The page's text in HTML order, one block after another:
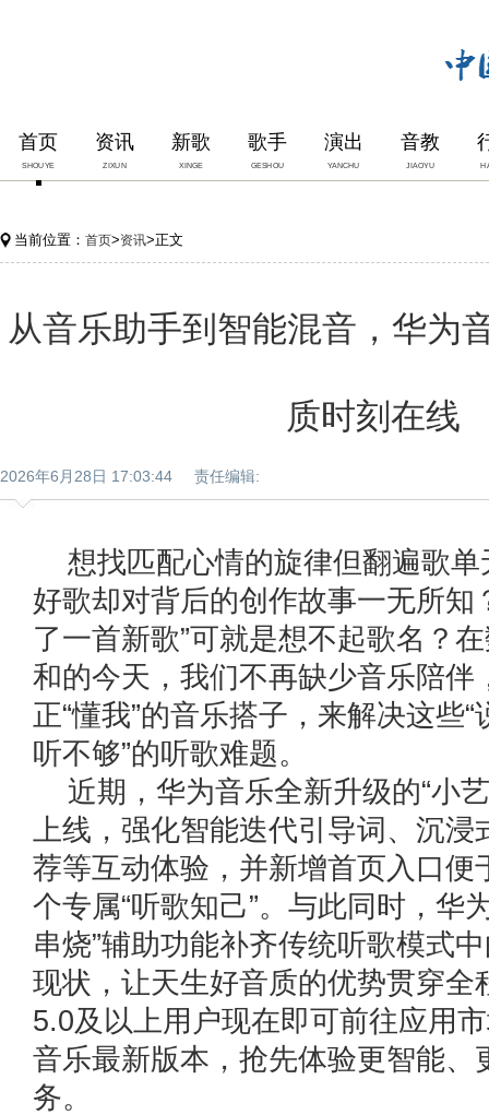
首页
SHOUYE
资讯
ZIXUN
新歌
XINGE
歌手
GESHOU
演出
YANCHU
音教
JIAOYU
当前位置： 首页>资讯>正文
从音乐助手到智能混音，华为
质时刻在线
2026年6月28日 17:03:44 责任编辑:
想找匹配心情的旋律但翻遍歌
好歌却对背后的创作故事一无所知
了一首新歌”可就是想不起歌名？
和的今天，我们不再缺少音乐陪伴
正“懂我”的音乐搭子，来解决这些
听不够”的听歌难题。
近期，华为音乐全新升级的“小
上线，强化智能迭代引导词、沉
荐等互动体验，并新增首页入口便
个专属“听歌知己”。与此同时，华
串烧”辅助功能补齐传统听歌模式
现状，让天生好音质的优势贯穿全
5.0及以上用户现在即可前往应用
音乐最新版本，抢先体验更智能、
务。